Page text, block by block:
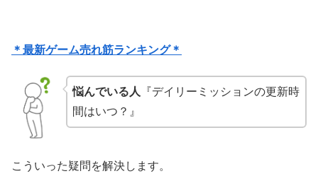
＊最新ゲーム売れ筋ランキング＊
悩んでいる人 『デイリーミッションの更新時
間はいつ？』
こういった疑問を解決します。